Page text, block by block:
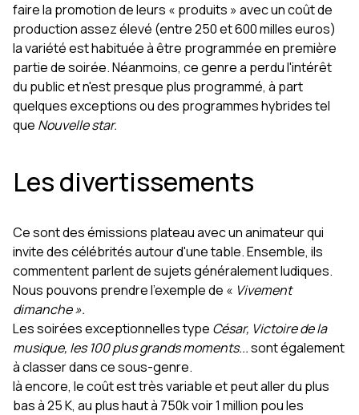
faire la promotion de leurs « produits » avec un coût de
production assez élevé (entre 250 et 600 milles euros)
la variété est habituée à être programmée en première
partie de soirée. Néanmoins, ce genre a perdu l'intérêt
du public et n'est presque plus programmé, à part
quelques exceptions ou des programmes hybrides tel
que Nouvelle star.
Les divertissements
Ce sont des émissions plateau avec un animateur qui
invite des célébrités autour d'une table. Ensemble, ils
commentent parlent de sujets généralement ludiques.
Nous pouvons prendre l'exemple de « Vivement
dimanche ».
Les soirées exceptionnelles type César, Victoire de la
musique, les 100 plus grands moments...sont également
à classer dans ce sous-genre.
là encore, le coût est très variable et peut aller du plus
bas à 25 K, au plus haut à 750k voir 1 million pou les